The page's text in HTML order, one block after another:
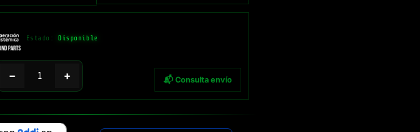
Estado: Disponible
− + 📬 Consulta envío